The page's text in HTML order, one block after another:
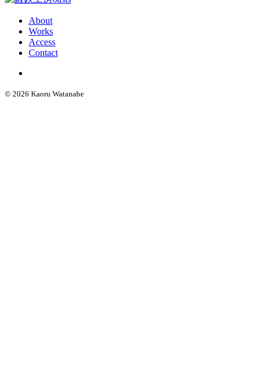
About
Works
Access
Contact
© 2026 Kaoru Watanabe